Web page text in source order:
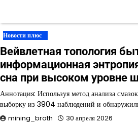
Новости плюс
Вейвлетная топология
информационная
сна при высоком уровне
Аннотация: Используя метод анализа
выборку из 3904 наблюдений и
mining_broth 30 апреля 2026